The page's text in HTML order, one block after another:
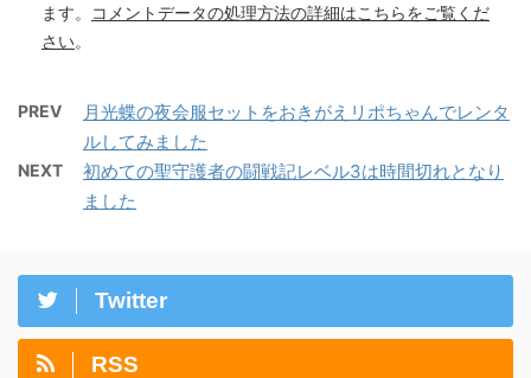
ます。
コメントデータの処理方法の詳細はこちらをご覧くだ
さい。
PREV
月光蝶の夜会服セットをおきがえリポちゃんでレンタ
ルしてみました
NEXT
初めての聖守護者の闘戦記レベル3は時間切れとなり
ました
Twitter
RSS